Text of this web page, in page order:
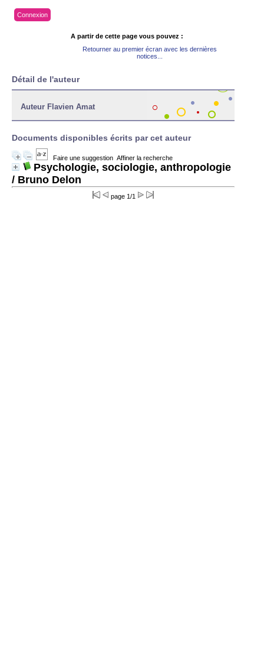
Connexion
A partir de cette page vous pouvez :
Retourner au premier écran avec les dernières
notices...
Détail de l'auteur
Auteur Flavien Amat
Documents disponibles écrits par cet auteur
Faire une suggestion Affiner la recherche
Psychologie, sociologie, anthropologie
/ Bruno Delon
page 1/1